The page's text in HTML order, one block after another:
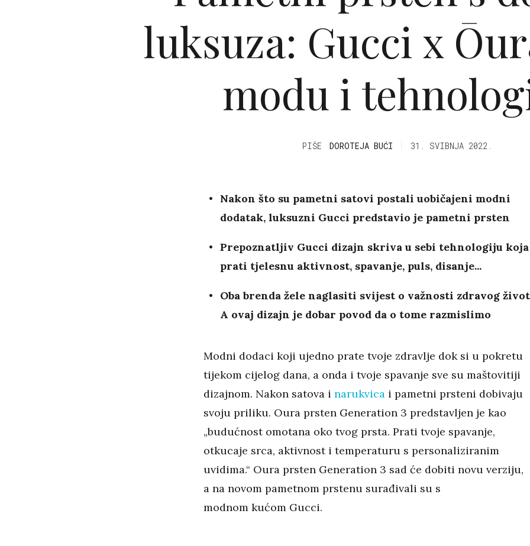
luksuza: Gucci x
modu i
PIŠE DOROTEJA BUĆI 31. SVIBNJA 2022.
Nakon što su pametni satovi postali uobičajeni modni
dodatak, luksuzni Gucci predstavio je pametni prsten
Prepoznatljiv Gucci dizajn skriva u sebi tehnologiju koja
prati tjelesnu aktivnost, spavanje, puls, disanje...
Oba brenda žele naglasiti svijest o važnosti zdravog
A ovaj dizajn je dobar povod da o tome razmislimo
Modni dodaci koji ujedno prate tvoje zdravlje dok si u pokretu
tijekom cijelog dana, a onda i tvoje spavanje sve su maštovitiji
dizajnom. Nakon satova i narukvicai pametni prsteni dobivaju
svoju priliku. Oura prsten Generation 3 predstavljen je kao
„budućnost omotana oko tvog prsta. Prati tvoje spavanje,
otkucaje srca, aktivnost i temperaturu s personaliziranim
uvidima.“ Oura prsten Generation 3 sad će dobiti novu verziju,
a na novom pametnom prstenu surađivali su s
modnom kućom Gucci.